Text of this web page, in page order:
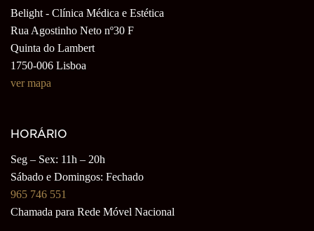
Belight - Clínica Médica e Estética
Rua Agostinho Neto nº30 F
Quinta do Lambert
1750-006 Lisboa
ver mapa
HORÁRIO
Seg – Sex: 11h – 20h
Sábado e Domingos: Fechado
965 746 551
Chamada para Rede Móvel Nacional